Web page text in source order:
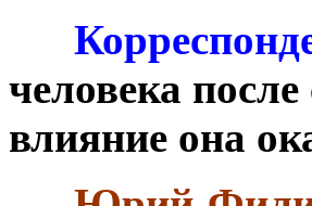
человека
влияние она